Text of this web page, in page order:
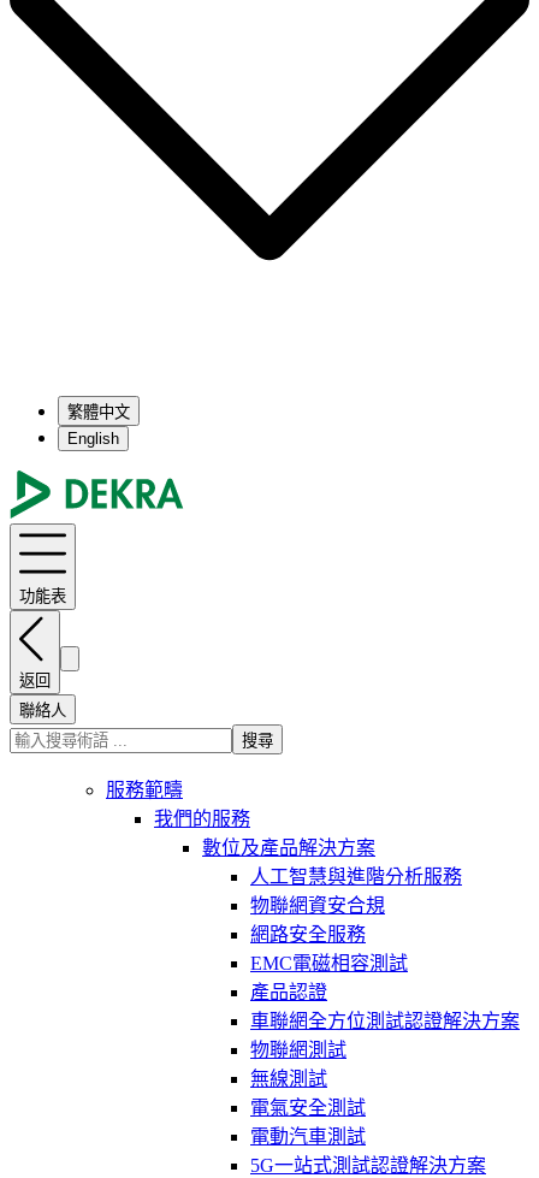
繁體中文
English
功能表
返回
聯絡人
搜尋
服務範疇
我們的服務
數位及產品解決方案
人工智慧與進階分析服務
物聯網資安合規
網路安全服務
EMC電磁相容測試
產品認證
車聯網全方位測試認證解決方案
物聯網測試
無線測試
電氣安全測試
電動汽車測試
5G一站式測試認證解決方案